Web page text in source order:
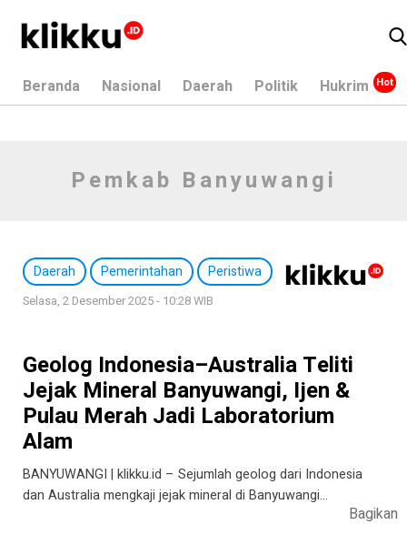
Beranda Nasional Daerah Politik Hukrim
Pemkab Banyuwangi
Daerah Pemerintahan Peristiwa
Selasa, 2 Desember 2025 - 10:28 WIB
Geolog Indonesia–Australia Teliti
Jejak Mineral Banyuwangi, Ijen &
Pulau Merah Jadi Laboratorium
Alam
BANYUWANGI | klikku.id – Sejumlah geolog dari Indonesia
dan Australia mengkaji jejak mineral di Banyuwangi…
Bagikan